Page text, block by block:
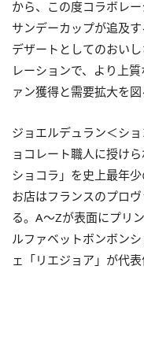
から、この度コラボレー
サンデーカップが追及
デザートとしてのおい
レーションで、より上
ァン獲得と需要拡大を図
ジョエルデュラン＜シ
ョコレート職人に授け
ショコラ」を史上最年
お店はフランスのプロ
る。A～Zが表面にプリ
ルファベットボンボン
ェ「リエジョア」が代表